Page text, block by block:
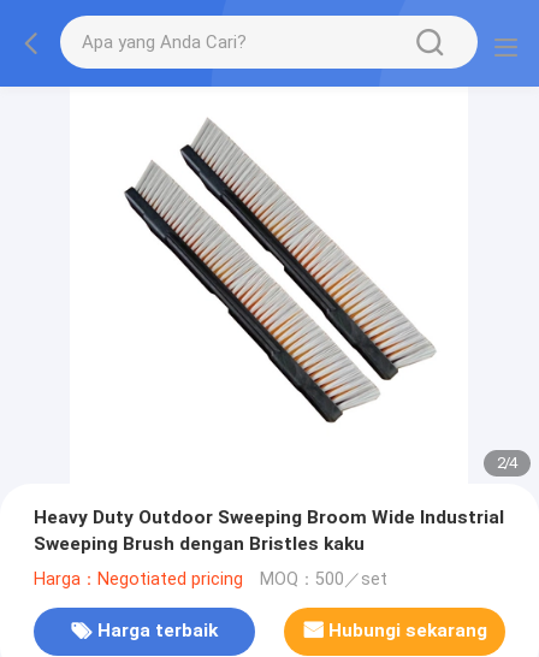
2/4
Heavy Duty Outdoor Sweeping Broom Wide Industrial
Sweeping Brush dengan Bristles kaku
Harga：Negotiated pricing MOQ：500／set
Harga terbaik Hubungi sekarang